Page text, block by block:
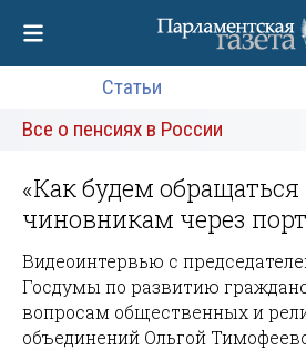
Статьи
Все о пенсиях в России
«Как будем обращаться
чиновникам через
Видеоинтервью с
Госдумы по развитию
вопросам общественных и
объединений Ольгой